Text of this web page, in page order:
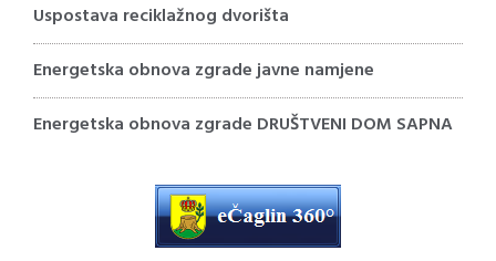
Uspostava reciklažnog dvorišta
Energetska obnova zgrade javne namjene
Energetska obnova zgrade DRUŠTVENI DOM SAPNA